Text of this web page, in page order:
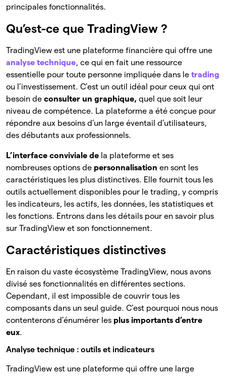
principales fonctionnalités.
Qu’est-ce que TradingView ?
TradingView est une plateforme financière qui offre une
analyse technique, ce qui en fait une ressource
essentielle pour toute personne impliquée dans le trading
ou l’investissement. C’est un outil idéal pour ceux qui ont
besoin de consulter un graphique, quel que soit leur
niveau de compétence. La plateforme a été conçue pour
répondre aux besoins d’un large éventail d’utilisateurs,
des débutants aux professionnels.
L’interface conviviale de la plateforme et ses
nombreuses options de personnalisation en sont les
caractéristiques les plus distinctives. Elle fournit tous les
outils actuellement disponibles pour le trading, y compris
les indicateurs, les actifs, les données, les statistiques et
les fonctions. Entrons dans les détails pour en savoir plus
sur TradingView et son fonctionnement.
Caractéristiques distinctives
En raison du vaste écosystème TradingView, nous avons
divisé ses fonctionnalités en différentes sections.
Cependant, il est impossible de couvrir tous les
composants dans un seul guide. C’est pourquoi nous nous
contenterons d’énumérer les plus importants d’entre
eux.
Analyse technique : outils et indicateurs
TradingView est une plateforme qui offre une large